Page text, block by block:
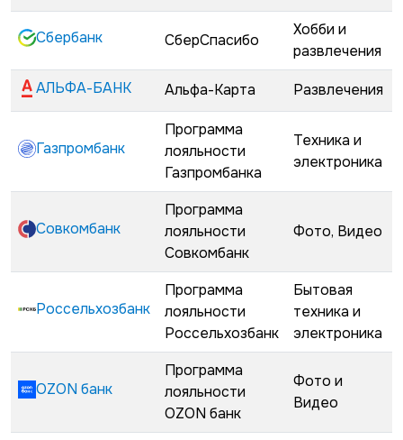
Сбербанк СберСпасибо
Хобби и
развлечения
АЛЬФА-БАНК Альфа-Карта Развлечения
Газпромбанк
Программа
лояльности
Газпромбанка
Техника и
электроника
Совкомбанк
Программа
лояльности
Совкомбанк
Фото, Видео
Россельхозбанк
Программа
лояльности
Россельхозбанк
Бытовая
техника и
электроника
OZON банк
Программа
лояльности
OZON банк
Фото и
Видео